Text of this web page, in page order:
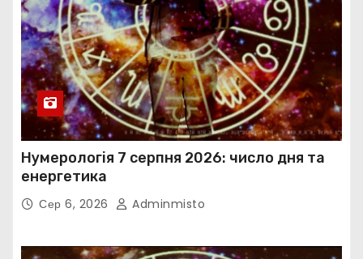
Нумерологія 7 серпня 2026: число дня та
енергетика
Сер 6, 2026 Adminmisto